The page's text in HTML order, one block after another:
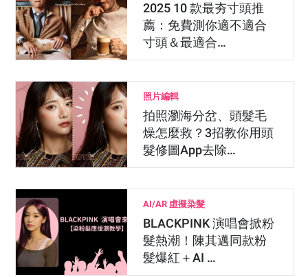
2025 10 款最夯寸頭推
薦：免費測你適不適合
寸頭＆最適合…
照片編輯
拍照瀏海分岔、頭髮毛
燥怎麼救？3招教你用頭
髮修圖App去除…
AI/AR 虛擬染髮
BLACKPINK 演唱會掀粉
髮熱潮！陳其邁同款粉
髮爆紅＋AI …